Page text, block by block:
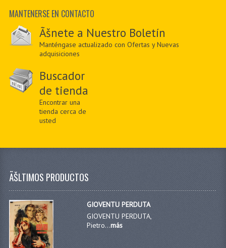
MANTENERSE EN CONTACTO
Ãšnete a Nuestro Boletín
Manténgase actualizado con Ofertas y Nuevas
adquisiciones
Buscador
de tienda
Encontrar una
tienda cerca de
usted
ÃŠLTIMOS PRODUCTOS
GIOVENTU PERDUTA
GIOVENTU PERDUTA,
Pietro...más